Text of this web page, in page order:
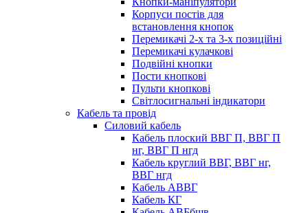
Корпуси постів для
встановлення кнопок
Перемикачі 2-х та 3-х позиційні
Перемикачі кулачкові
Подвійні кнопки
Пости кнопкові
Пульти кнопкові
Світлосигнальні індикатори
Кабель та провід
Силовий кабель
Кабель плоский ВВГ П, ВВГ П
нг, ВВГ П нгд
Кабель круглий ВВГ, ВВГ нг,
ВВГ нгд
Кабель АВВГ
Кабель КГ